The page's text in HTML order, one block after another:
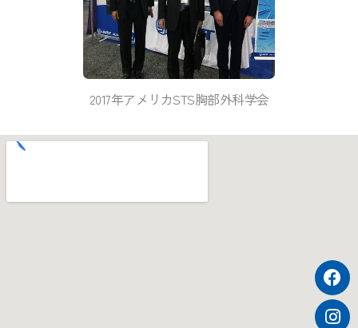
2017年アメリカSTS胸部外科学会